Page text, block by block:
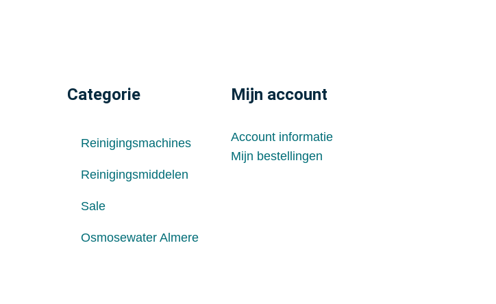
Categorie
Reinigingsmachines
Reinigingsmiddelen
Sale
Osmosewater Almere
Mijn account
Account informatie
Mijn bestellingen